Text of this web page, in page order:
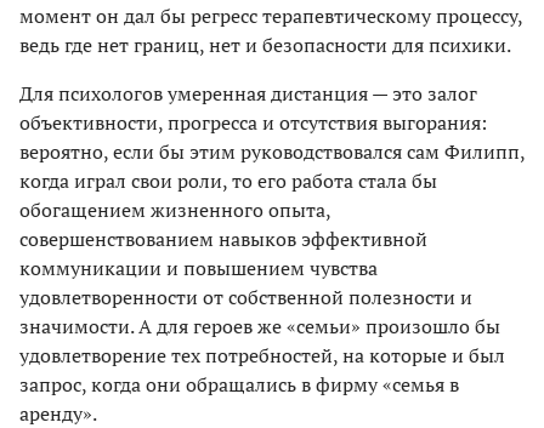
момент он дал бы регресс терапевтическому процессу,
ведь где нет границ, нет и безопасности для психики.
Для психологов умеренная дистанция — это залог
объективности, прогресса и отсутствия выгорания:
вероятно, если бы этим руководствовался сам Филипп,
когда играл свои роли, то его работа стала бы
обогащением жизненного опыта,
совершенствованием навыков эффективной
коммуникации и повышением чувства
удовлетворенности от собственной полезности и
значимости. А для героев же «семьи» произошло бы
удовлетворение тех потребностей, на которые и был
запрос, когда они обращались в фирму «семья в
аренду».